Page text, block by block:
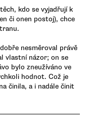
kdo se vyjadřují k
či onen postoj), chce
nesměroval právě
vlastní názor; on se
bylo zneužíváno ve
hodnot. Což je
činila, a i nadále činit